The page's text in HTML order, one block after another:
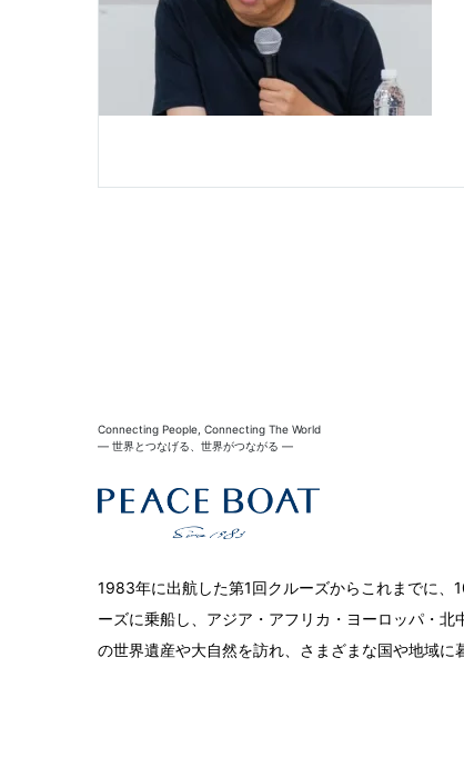
Connecting People, Connecting The World
― 世界とつなげる、世界がつながる ―
1983年に出航した第1回クルーズからこれまでに
ーズに乗船し、アジア・アフリカ・ヨーロッパ・
の世界遺産や大自然を訪れ、さまざまな国や地域に